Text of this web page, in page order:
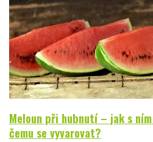
Meloun při hubnutí – jak s
čemu se vyvarovat?